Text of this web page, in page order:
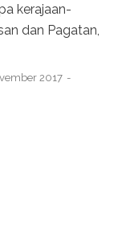
kerajaan-
dan Pagatan,
2017